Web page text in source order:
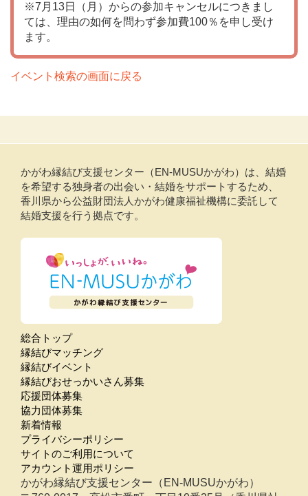
※7月13日（月）からの参加キャンセルにつきまし
ては、理由の如何を問わず参加費100％を申し受け
ます。
イベント検索の画面に戻る
かがわ縁結び支援センター（EN-MUSUかがわ）は、結婚
を希望する独身者の出会い・結婚をサポートするため、
香川県から公益財団法人かがわ健康福祉機構に委託して
結婚支援を行う拠点です。
総合トップ
縁結びマッチング
縁結びイベント
縁結びおせっかいさん募集
応援団体募集
協力団体募集
新着情報
プライバシーポリシー
サイトのご利用について
アカウント運用ポリシー
かがわ縁結び支援センター（EN-MUSUかがわ）